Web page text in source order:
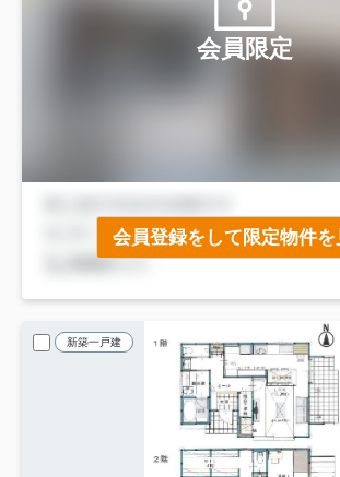
会員限定
会員登録をして限定物件を
新築一戸建